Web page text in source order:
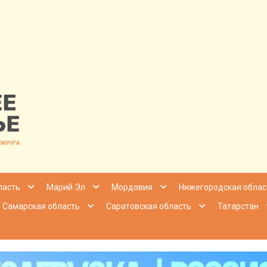
|Марий Эл Мордовия
Нижегородская
Самарская область Саратовская область
Татарстан